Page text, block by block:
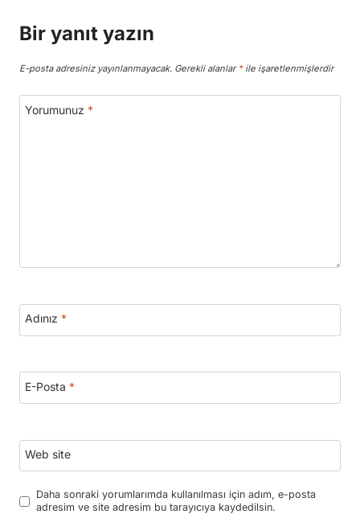
Bir yanıt yazın
E-posta adresiniz yayınlanmayacak. Gerekli alanlar *ile işaretlenmişlerdir
Yorumunuz *
Adınız *
E-Posta *
Web site
Daha sonraki yorumlarımda kullanılması için adım, e-posta
adresim ve site adresim bu tarayıcıya kaydedilsin.